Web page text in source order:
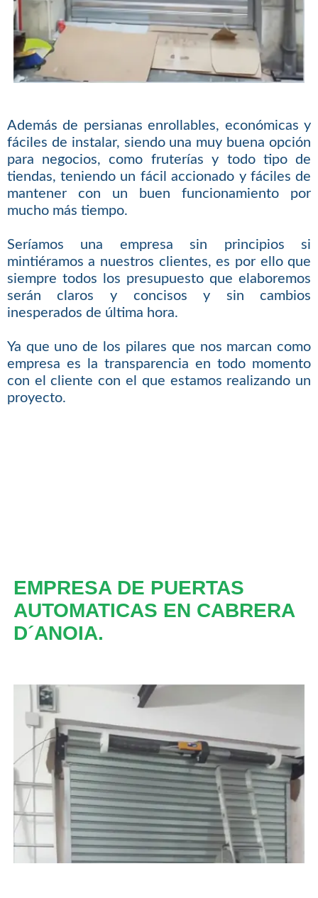
Además de persianas enrollables, económicas y
fáciles de instalar, siendo una muy buena opción
para negocios, como fruterías y todo tipo de
tiendas, teniendo un fácil accionado y fáciles de
mantener con un buen funcionamiento por
mucho más tiempo.
Seríamos una empresa sin principios si
mintiéramos a nuestros clientes, es por ello que
siempre todos los presupuesto que elaboremos
serán claros y concisos y sin cambios
inesperados de última hora.
Ya que uno de los pilares que nos marcan como
empresa es la transparencia en todo momento
con el cliente con el que estamos realizando un
proyecto.
EMPRESA DE PUERTAS
AUTOMATICAS EN CABRERA
D´ANOIA.